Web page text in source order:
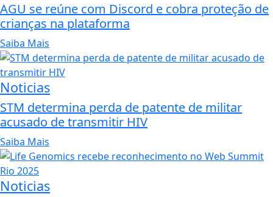
AGU se reúne com Discord e cobra proteção de
crianças na plataforma
Saiba Mais
Noticias
STM determina perda de patente de militar
acusado de transmitir HIV
Saiba Mais
Noticias